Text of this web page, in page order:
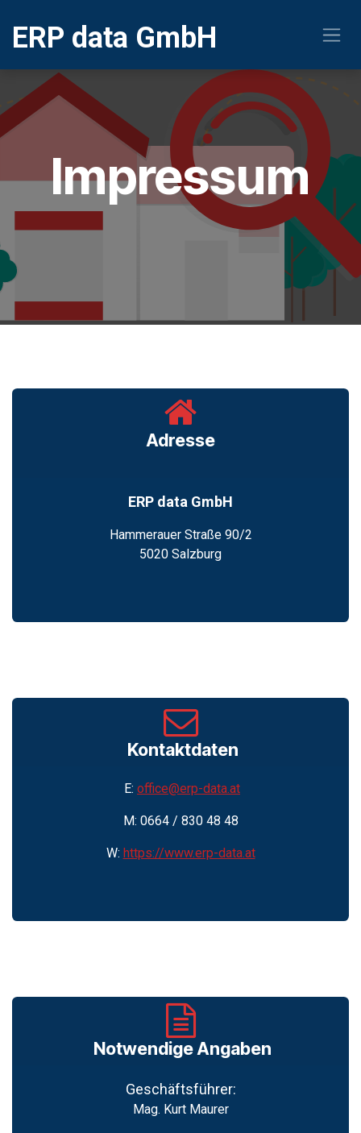
ERP data GmbH
Impressum
Adresse
ERP data GmbH
Hammerauer Straße 90/2
5020 Salzburg
Kontaktdaten
E: office@erp-data.at
M: 0664 / 830 48 48
W: https://www.erp-data.at
Notwendige Angaben
Geschäftsführer:
Mag. Kurt Maurer